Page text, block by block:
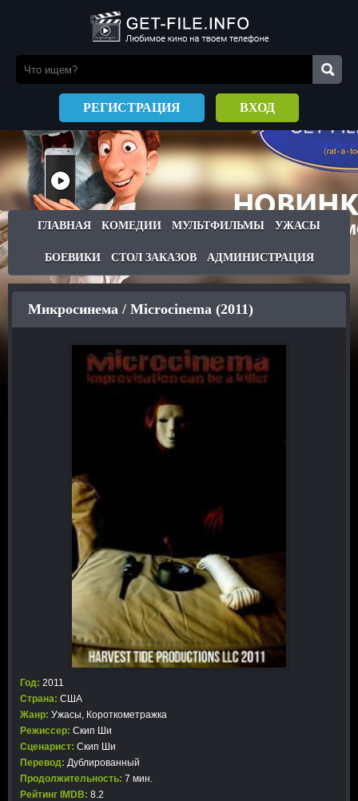
РЕГИСТРАЦИЯ ВХОД
ГЛАВНАЯ КОМЕДИИ МУЛЬТФИЛЬМЫ УЖАСЫ
БОЕВИКИ СТОЛ ЗАКАЗОВ АДМИНИСТРАЦИЯ
Микросинема / Microcinema (2011)
Год: 2011
Страна: США
Жанр: Ужасы Короткометражка
Режиссер: Скип Ши
Сценарист: Скип Ши
Перевод: Дублированный
Продолжительность: 7 мин.
Рейтинг IMDB: 8.2